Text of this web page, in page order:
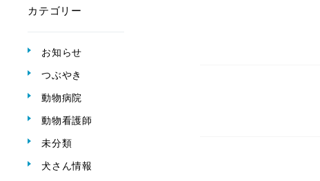
カテゴリー
お知らせ
つぶやき
動物病院
動物看護師
未分類
犬さん情報